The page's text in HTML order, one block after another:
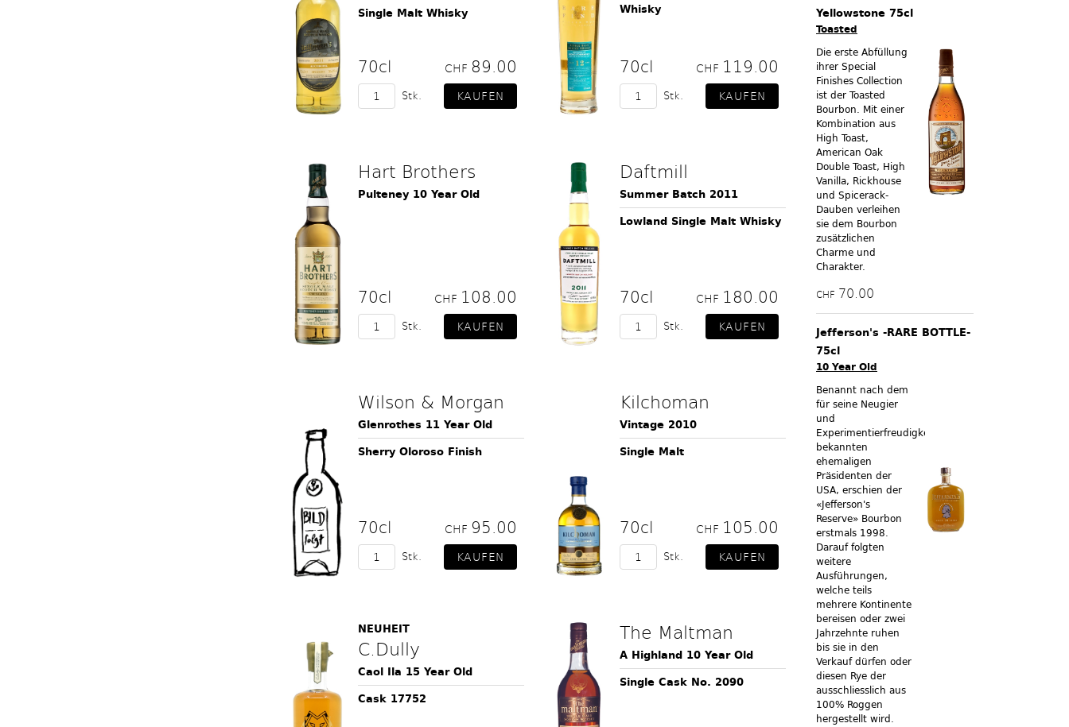
Single Malt Whisky
70cl CHF 89.00
Stk.
Whisky
70cl CHF 119.00
Stk.
Hart Brothers
Pulteney 10 Year Old
70cl CHF 108.00
Stk.
Daftmill
Summer Batch 2011
Lowland Single Malt Whisky
70cl CHF 180.00
Stk.
Wilson & Morgan
Glenrothes 11 Year Old
Sherry Oloroso Finish
70cl CHF 95.00
Stk.
Kilchoman
Vintage 2010
Single Malt
70cl CHF 105.00
Stk.
NEUHEIT
C.Dully
Caol Ila 15 Year Old
Cask 17752
The Maltman
A Highland 10 Year Old
Single Cask No. 2090
Yellowstone 75cl
Toasted
Die erste Abfüllung
ihrer Special
Finishes Collection
ist der Toasted
Bourbon. Mit einer
Kombination aus
High Toast,
American Oak
Double Toast, High
Vanilla, Rickhouse
und Spicerack-
Dauben verleihen
sie dem Bourbon
zusätzlichen
Charme und
Charakter.
CHF 70.00
Jefferson's -RARE BOTTLE-
75cl
10 Year Old
Benannt nach dem
für seine Neugier
und
Experimentierfreudigkeit
bekannten
ehemaligen
Präsidenten der
USA, erschien der
«Jefferson's
Reserve» Bourbon
erstmals 1998.
Darauf folgten
weitere
Ausführungen,
welche teils
mehrere Kontinente
bereisen oder zwei
Jahrzehnte ruhen
bis sie in den
Verkauf dürfen oder
diesen Rye der
ausschliesslich aus
100% Roggen
hergestellt wird.